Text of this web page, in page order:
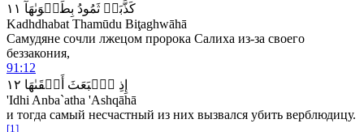
كَذَّبَتۡ ثَمُودُ بِطَغۡوَىٰهَآ
Kadhdhabat Thamūdu Biţaghwāhā
Самудяне сочли лжецом пророка Салиха из-за своего
беззакония,
91:12
إِذِ ٱنۢبَعَثَ أَشۡقَىٰهَا
'Idhi Anba`atha 'Ashqāhā
и тогда самый несчастный из них вызвался убить верблюдицу.
[1]